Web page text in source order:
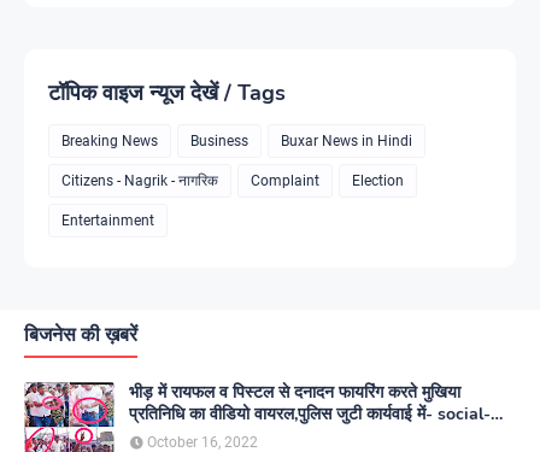
टॉपिक वाइज न्यूज देखें / Tags
Breaking News Business Buxar News in Hindi
Citizens - Nagrik - नागरिक Complaint Election
Entertainment
बिजनेस की ख़बरें
भीड़ में रायफल व पिस्टल से दनादन फायरिंग करते मुखिया
प्रतिनिधि का वीडियो वायरल,पुलिस जुटी कार्यवाई में- social-
media
October 16, 2022